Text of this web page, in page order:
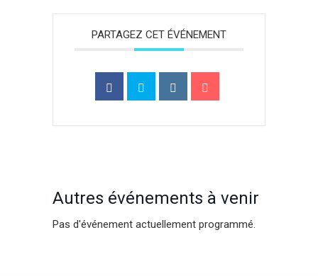
PARTAGEZ CET ÉVÉNEMENT
Autres événements à venir
Pas d'événement actuellement programmé.